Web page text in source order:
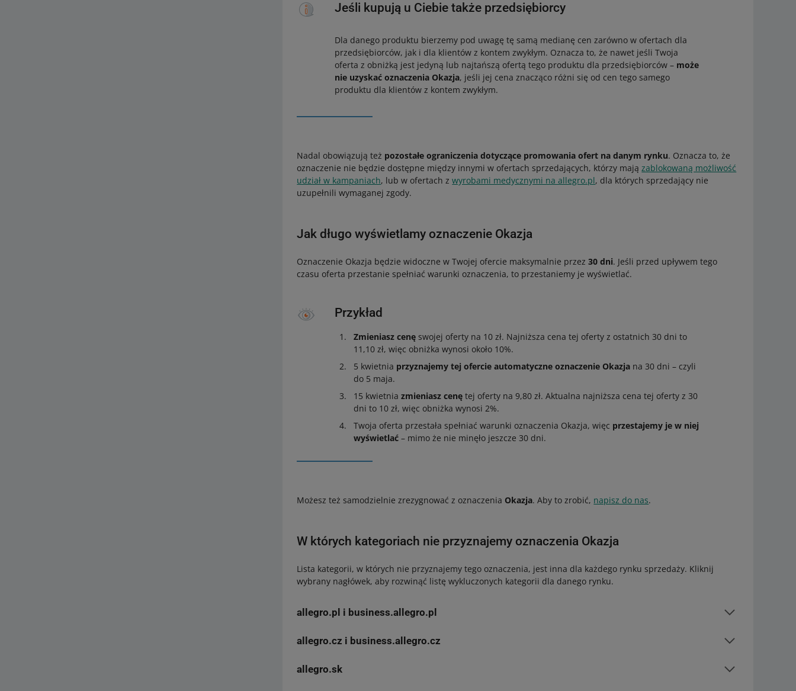
Jeśli kupują u Ciebie także przedsiębiorcy
Dla danego produktu bierzemy pod uwagę tę samą medianę cen zarówno w ofertach dla
przedsiębiorców, jak i dla klientów z kontem zwykłym. Oznacza to, że nawet jeśli Twoja
oferta z obniżką jest jedyną lub najtańszą ofertą tego produktu dla przedsiębiorców – może
nie uzyskać oznaczenia Okazja, jeśli jej cena znacząco różni się od cen tego samego
produktu dla klientów z kontem zwykłym.
Nadal obowiązują też pozostałe ograniczenia dotyczące promowania ofert na danym rynku. Oznacza to, że
oznaczenie nie będzie dostępne między innymi w ofertach sprzedających, którzy majązablokowaną możliwość
udział w kampaniach, lub w ofertach zwyrobami medycznymi na allegro.pl, dla których sprzedający nie
uzupełnili wymaganej zgody.
Jak długo wyświetlamy oznaczenie Okazja
Oznaczenie Okazja będzie widoczne w Twojej ofercie maksymalnie przez30 dni. Jeśli przed upływem tego
czasu oferta przestanie spełniać warunki oznaczenia, to przestaniemy je wyświetlać.
Przykład
Zmieniasz cenę swojej oferty na 10 zł. Najniższa cena tej oferty z ostatnich 30 dni to
11,10 zł, więc obniżka wynosi około 10%.
5 kwietnia przyznajemy tej ofercie automatyczne oznaczenie Okazja na 30 dni – czyli
do 5 maja.
15 kwietniazmieniasz cenę tej oferty na 9,80 zł. Aktualna najniższa cena tej oferty z 30
dni to 10 zł, więc obniżka wynosi 2%.
Twoja oferta przestała spełniać warunki oznaczenia Okazja, więc przestajemy je w niej
wyświetlać – mimo że nie minęło jeszcze 30 dni.
Możesz też samodzielnie zrezygnować z oznaczenia Okazja. Aby to zrobić, napisz do nas.
W których kategoriach nie przyznajemy oznaczenia Okazja
Lista kategorii, w których nie przyznajemy tego oznaczenia, jest inna dla każdego rynku sprzedaży. Kliknij
wybrany nagłówek, aby rozwinąć listę wykluczonych kategorii dla danego rynku.
allegro.pl i business.allegro.pl
Motoryzacja –
Samochody
Motoryzacja –
allegro.cz i business.allegro.cz
Elektronika – RTV i AGD – Gadżety elektroniczne –
allegro.sk